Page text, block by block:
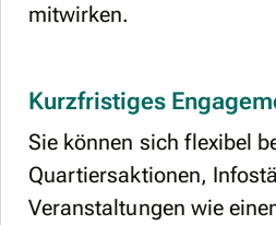
mitwirken.
Kurzfristiges
Sie können sich flexibel
Quartiersaktionen,
Veranstaltungen wie